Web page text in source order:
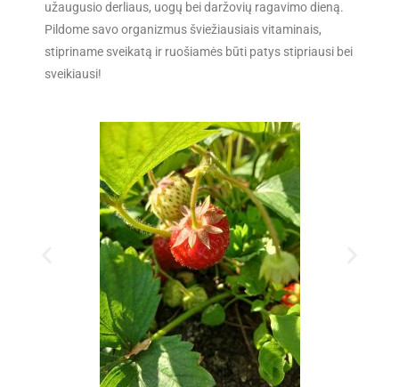
užaugusio derliaus, uogų bei daržovių ragavimo dieną.
Pildome savo organizmus šviežiausiais vitaminais,
stipriname sveikatą ir ruošiamės būti patys stipriausi bei
sveikiausi!